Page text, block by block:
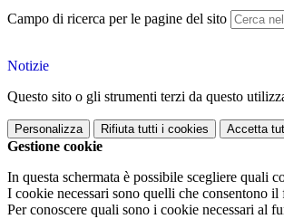
Campo di ricerca per le pagine del sito
Notizie
Questo sito o gli strumenti terzi da questo
Personalizza Rifiuta tutti i cookies Accetta
Gestione cookie
In questa schermata è possibile scegliere quali
I cookie necessari sono quelli che consentono
Per conoscere quali sono i cookie necessari al